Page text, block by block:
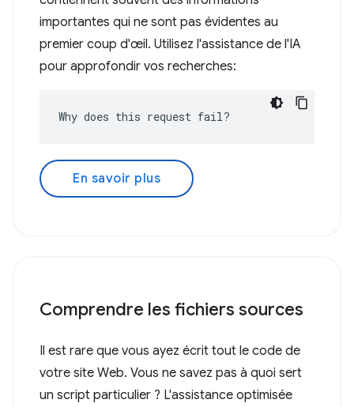
importantes qui ne sont pas évidentes au
premier coup d'œil. Utilisez l'assistance de l'IA
pour approfondir vos recherches:
Why does this request fail?
En savoir plus
Comprendre les fichiers sources
Il est rare que vous ayez écrit tout le code de
votre site Web. Vous ne savez pas à quoi sert
un script particulier ? L'assistance optimisée